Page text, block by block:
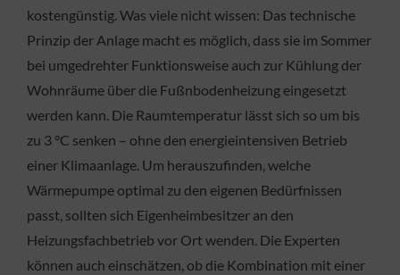
kostengünstig. Was viele nicht wissen: Das technische
Prinzip der Anlage macht es möglich, dass sie im Sommer
bei umgedrehter Funktionsweise auch zur Kühlung der
Wohnräume über die Fußnbodenheizung eingesetzt
werden kann. Die Raumtemperatur lässt sich so um bis
zu 3 °C senken – ohne den energieintensiven Betrieb
einer Klimaanlage. Um herauszufinden, welche
Wärmepumpe optimal zu den eigenen Bedürfnissen
passt, sollten sich Eigenheimbesitzer an den
Heizungsfachbetrieb vor Ort wenden. Die Experten
können auch einschätzen, ob die Kombination mit einer